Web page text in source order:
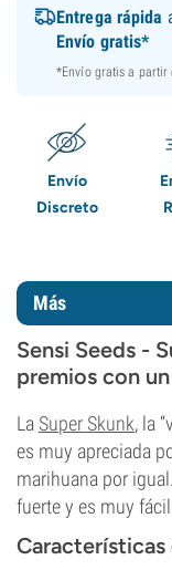
Entrega rápida
Envío gratis*
*Envío gratis a partir
Envío
Discreto
Más
Sensi Seeds -
premios con
La Super Skunk, la
es muy apreciada
marihuana por
fuerte y es muy
Características